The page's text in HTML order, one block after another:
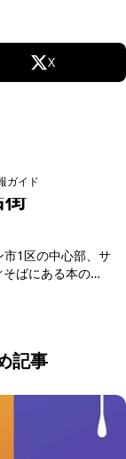
X
ガイド
1区の中心部、サ
ばにある本の通
社の...
記事